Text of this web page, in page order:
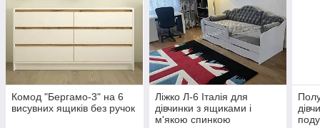
Комод "Бергамо-3" на 6
висувних ящиків без ручок
Ліжко Л-6 Італія для
дівчинки з ящиками і
м'якою спинкою